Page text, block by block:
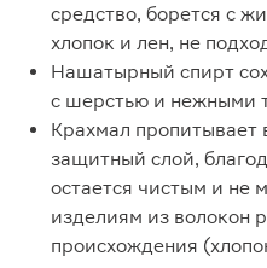
средство, борется с
хлопок и лен, не
Нашатырный спирт
с шерстью и нежными
Крахмал пропитывает
защитный слой,
остается чистым и не
изделиям из волокон
происхождения